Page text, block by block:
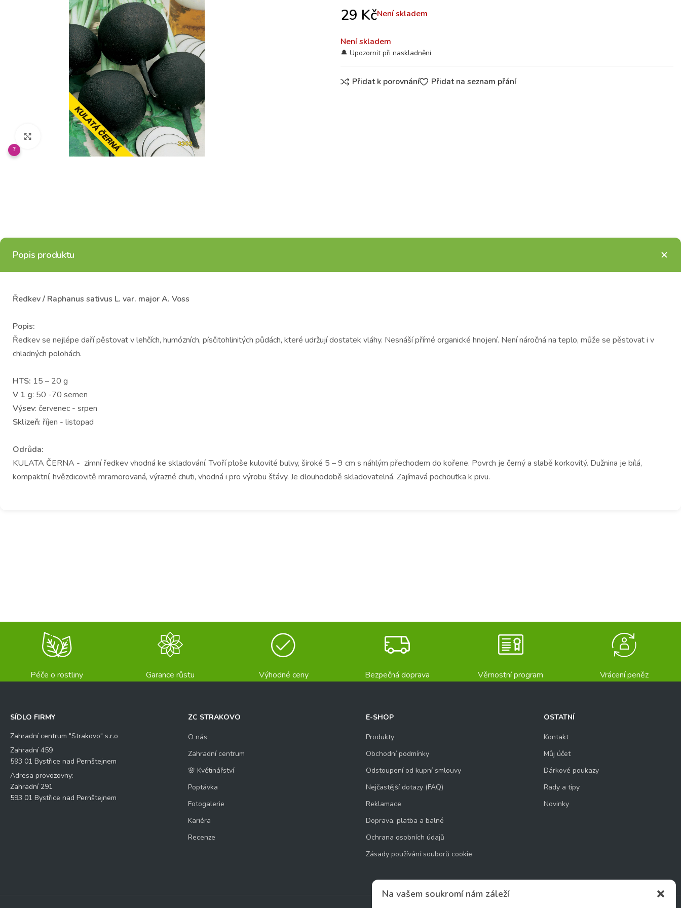
Na vašem soukromí nám záleží
Klikněte pro zvětšení
?
29 KčNení skladem
Není skladem
Přidat k porovnání Přidat na seznam přání
Popis produktu
Ředkev / Raphanus sativus L. var. major A. Voss
Popis:
Ředkev se nejlépe daří pěstovat v lehčích, humózních, písčitohlinitých půdách, které udržují dostatek vláhy. Nesnáší přímé organické hnojení. Není náročná na teplo, může se pěstovat i v
chladných polohách.
HTS: 15 – 20 g
V 1 g: 50 -70 semen
Výsev: červenec - srpen
Sklizeň: říjen - listopad
Odrůda:
KULATA ČERNA - zimní ředkev vhodná ke skladování. Tvoří ploše kulovité bulvy, široké 5 – 9 cm s náhlým přechodem do kořene. Povrch je černý a slabě korkovitý. Dužnina je bílá,
kompaktní, hvězdicovitě mramorovaná, výrazné chuti, vhodná i pro výrobu šťávy. Je dlouhodobě skladovatelná. Zajímavá pochoutka k pivu.
Péče o rostliny Garance růstu Výhodné ceny Bezpečná doprava Věrnostní program Vrácení peněz
SÍDLO FIRMY
Zahradní centrum "Strakovo" s.r.o
Zahradní 459
593 01 Bystřice nad Pernštejnem
Adresa provozovny:
Zahradní 291
593 01 Bystřice nad Pernštejnem
ZC STRAKOVO
O nás
Zahradní centrum
🌸 Květinářství
Poptávka
Fotogalerie
Kariéra
Recenze
E-SHOP
Produkty
Obchodní podmínky
Odstoupení od kupní smlouvy
Nejčastější dotazy (FAQ)
Reklamace
Doprava, platba a balné
Ochrana osobních údajů
Zásady používání souborů cookie
OSTATNÍ
Kontakt
Můj účet
Dárkové poukazy
Rady a tipy
Novinky